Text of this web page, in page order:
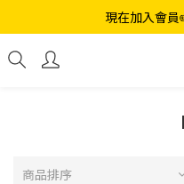
現在加入會
商品排序